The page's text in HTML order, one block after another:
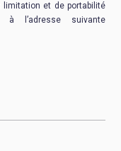
limitation et de portabilité
l’adresse suivante